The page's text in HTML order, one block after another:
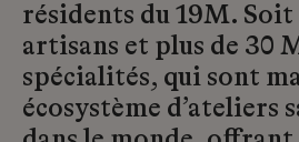
résidents du 19M. Soit
artisans et plus de 30
spécialités, qui sont
écosystème d’ateliers